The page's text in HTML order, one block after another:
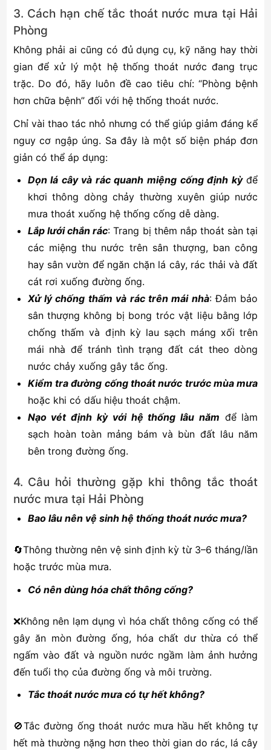
3. Cách hạn chế tắc thoát nước mưa tại Hải
Phòng
Không phải ai cũng có đủ dụng cụ, kỹ năng hay thời
gian để xử lý một hệ thống thoát nước đang trục
trặc. Do đó, hãy luôn đề cao tiêu chí: “Phòng bệnh
hơn chữa bệnh” đối với hệ thống thoát nước.
Chỉ vài thao tác nhỏ nhưng có thể giúp giảm đáng kể
nguy cơ ngập úng. Sa đây là một số biện pháp đơn
giản có thể áp dụng:
Dọn lá cây và rác quanh miệng cống định kỳđể
khơi thông dòng chảy thường xuyên giúp nước
mưa thoát xuống hệ thống cống dễ dàng.
Lắp lưới chắn rác: Trang bị thêm nắp thoát sàn tại
các miệng thu nước trên sân thượng, ban công
hay sân vườn để ngăn chặn lá cây, rác thải và đất
cát rơi xuống đường ống.
Xử lý chống thấm và rác trên mái nhà: Đảm bảo
sân thượng không bị bong tróc vật liệu bằng lớp
chống thấm và định kỳ lau sạch máng xối trên
mái nhà để tránh tình trạng đất cát theo dòng
nước chảy xuống gây tắc ống.
Kiểm tra đường cống thoát nước trước mùa mưa
hoặc khi có dấu hiệu thoát chậm.
Nạo vét định kỳ với hệ thống lâu năm để làm
sạch hoàn toàn mảng bám và bùn đất lâu năm
bên trong đường ống.
4. Câu hỏi thường gặp khi thông tắc thoát
nước mưa tại Hải Phòng
Bao lâu nên vệ sinh hệ thống thoát nước mưa?
🔄Thông thường nên vệ sinh định kỳ từ 3–6 tháng/lần
hoặc trước mùa mưa.
Có nên dùng hóa chất thông cống?
❌Không nên lạm dụng vì hóa chất thông cống có thể
gây ăn mòn đường ống, hóa chất dư thừa có thể
ngấm vào đất và nguồn nước ngầm làm ảnh hưởng
đến tuổi thọ của đường ống và môi trường.
Tắc thoát nước mưa có tự hết không?
🚫Tắc đường ống thoát nước mưa hầu hết không tự
hết mà thường nặng hơn theo thời gian do rác, lá cây